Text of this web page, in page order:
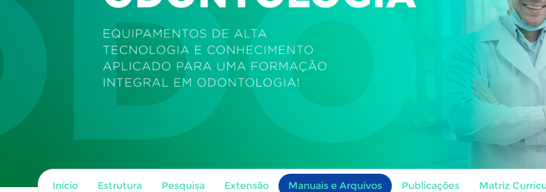
Início Estrutura Pesquisa Extensão Manuais e Arquivos Publicações Matriz